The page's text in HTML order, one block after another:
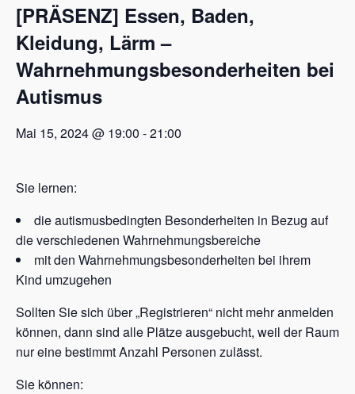
[PRÄSENZ] Essen, Baden,
Kleidung, Lärm –
Wahrnehmungsbesonderheiten bei
Autismus
Mai 15, 2024 @ 19:00 -21:00
Sie lernen:
die autismusbedingten Besonderheiten in Bezug auf
die verschiedenen Wahrnehmungsbereiche
mit den Wahrnehmungsbesonderheiten bei ihrem
Kind umzugehen
Sollten Sie sich über „Registrieren“ nicht mehr anmelden
können, dann sind alle Plätze ausgebucht, weil der Raum
nur eine bestimmt Anzahl Personen zulässt.
Sie können: